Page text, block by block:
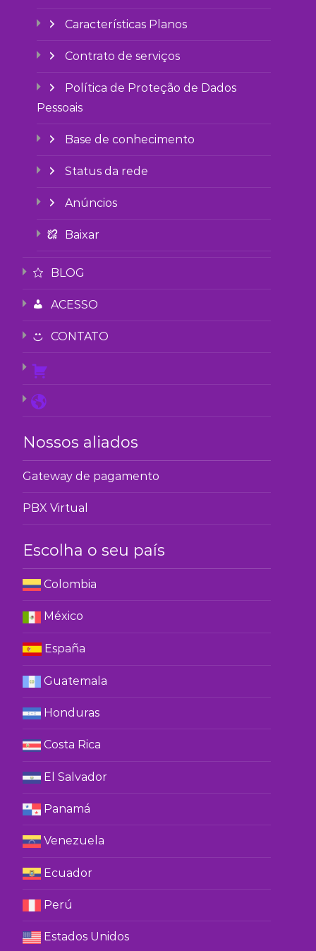
Características Planos
Contrato de serviços
Política de Proteção de Dados
Pessoais
Base de conhecimento
Status da rede
Anúncios
Baixar
BLOG
ACESSO
CONTATO
Nossos aliados
Gateway de pagamento
PBX Virtual
Escolha o seu país
Colombia
México
España
Guatemala
Honduras
Costa Rica
El Salvador
Panamá
Venezuela
Ecuador
Perú
Estados Unidos